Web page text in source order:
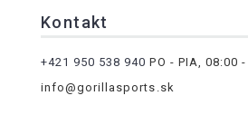
Kontakt
+421 950 538 940 PO - PIA, 08:00
info@gorillasports.sk